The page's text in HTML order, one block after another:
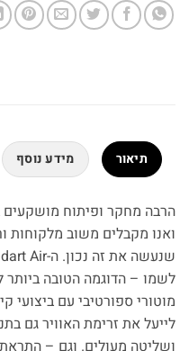
תיאור מידע נוסף
ואנו מקבלים משוב מלקוחות
לשמו – הדוגמה הטובה ביותר
מוטורי ספורטיבי עם ביצועי
לייעל את זרימת האוויר גם
ושליטה מעולים. וגם –